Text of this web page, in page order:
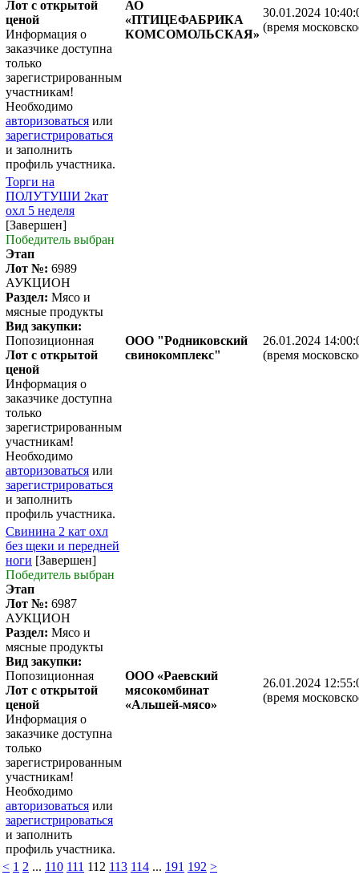
< 1 2 ... 110 111 112 113 114 ... 191 192 >
Лот с открытой
ценой
Информация о
заказчике доступна
только
зарегистрированным
участникам!
Необходимо
авторизоваться или
зарегистрироваться
и заполнить
профиль участника.
АО
«ПТИЦЕФАБРИКА
КОМСОМОЛЬСКАЯ»
30.01.2024
(время
Торги на
ПОЛУТУШИ 2кат
охл 5 неделя
[Завершен]
Победитель выбран
Этап
Лот №: 6989
АУКЦИОН
Раздел: Мясо и
мясные продукты
Вид закупки:
Попозиционная
Лот с открытой
ценой
Информация о
заказчике доступна
только
зарегистрированным
участникам!
Необходимо
авторизоваться или
зарегистрироваться
и заполнить
профиль участника.
ООО "Родниковский
свинокомплекс"
26.01.2024
(время
Свинина 2 кат охл
без щеки и передней
ноги [Завершен]
Победитель выбран
Этап
Лот №: 6987
АУКЦИОН
Раздел: Мясо и
мясные продукты
Вид закупки:
Попозиционная
Лот с открытой
ценой
Информация о
заказчике доступна
только
зарегистрированным
участникам!
Необходимо
авторизоваться или
зарегистрироваться
и заполнить
профиль участника.
ООО «Раевский
мясокомбинат
«Альшей-мясо»
26.01.2024
(время